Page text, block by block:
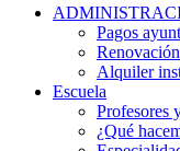
Saltar
Pagos
Alquiler
Escuela
Profesores
¿Qué